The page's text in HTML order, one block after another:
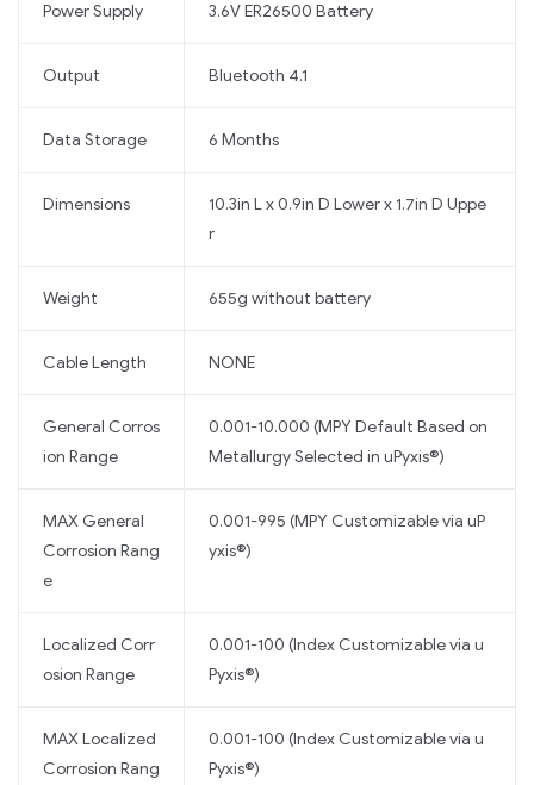
Power Supply 3.6V ER26500 Battery
Output Bluetooth 4.1
Data Storage 6 Months
Dimensions
10.3in L x 0.9in D Lower x 1.7in D Uppe
r
Weight 655g without battery
Cable Length NONE
General Corros
ion Range
0.001-10.000 (MPY Default Based on
Metallurgy Selected in uPyxis®)
MAX General
Corrosion Rang
e
0.001-995 (MPY Customizable via uP
yxis®)
Localized Corr
osion Range
0.001-100 (Index Customizable via u
Pyxis®)
MAX Localized
Corrosion Rang
0.001-100 (Index Customizable via u
Pyxis®)